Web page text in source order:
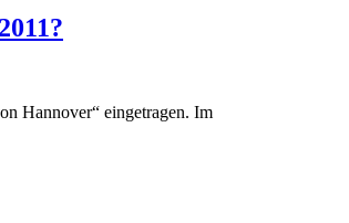
Hannover“ eingetragen. Im